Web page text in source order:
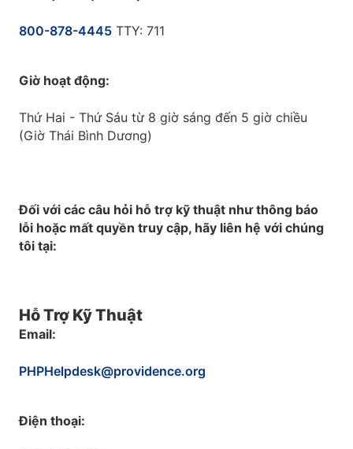
800-878-4445 TTY: 711
Giờ hoạt động:
Thứ Hai - Thứ Sáu từ 8 giờ sáng đến 5 giờ chiều
(Giờ Thái Bình Dương)
Đối với các câu hỏi hỗ trợ kỹ thuật như thông báo
lỗi hoặc mất quyền truy cập, hãy liên hệ với chúng
tôi tại:
Hỗ Trợ Kỹ Thuật
Email:
PHPHelpdesk@providence.org
Điện thoại: